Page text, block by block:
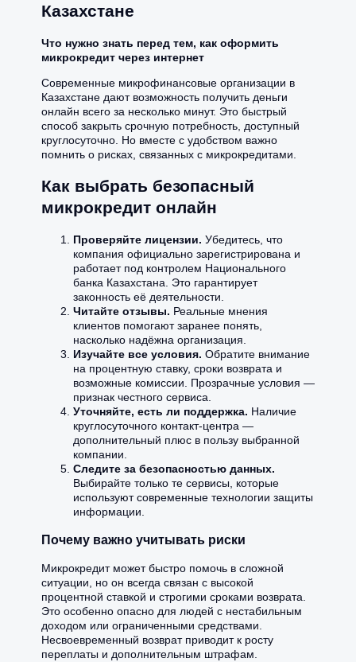
Казахстане
Что нужно знать перед тем, как оформить
микрокредит через интернет
Современные микрофинансовые организации в
Казахстане дают возможность получить деньги
онлайн всего за несколько минут. Это быстрый
способ закрыть срочную потребность, доступный
круглосуточно. Но вместе с удобством важно
помнить о рисках, связанных с микрокредитами.
Как выбрать безопасный
микрокредит онлайн
Проверяйте лицензии. Убедитесь, что
компания официально зарегистрирована и
работает под контролем Национального
банка Казахстана. Это гарантирует
законность её деятельности.
Читайте отзывы. Реальные мнения
клиентов помогают заранее понять,
насколько надёжна организация.
Изучайте все условия. Обратите внимание
на процентную ставку, сроки возврата и
возможные комиссии. Прозрачные условия —
признак честного сервиса.
Уточняйте, есть ли поддержка. Наличие
круглосуточного контакт-центра —
дополнительный плюс в пользу выбранной
компании.
Следите за безопасностью данных.
Выбирайте только те сервисы, которые
используют современные технологии защиты
информации.
Почему важно учитывать риски
Микрокредит может быстро помочь в сложной
ситуации, но он всегда связан с высокой
процентной ставкой и строгими сроками возврата.
Это особенно опасно для людей с нестабильным
доходом или ограниченными средствами.
Несвоевременный возврат приводит к росту
переплаты и дополнительным штрафам.